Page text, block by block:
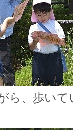
ら、歩い